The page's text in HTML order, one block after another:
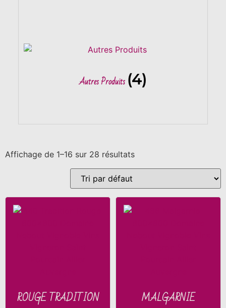
Autres Produits(4)
Affichage de 1–16 sur 28 résultats
ROUGE TRADITION MALGARNIE